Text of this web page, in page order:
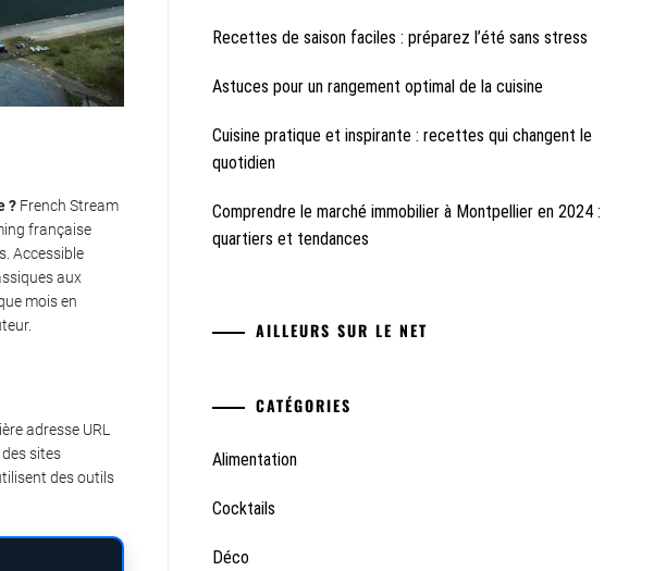
? French Stream
française
Accessible
aux
mois en
adresse URL
sites
des outils
Recettes de saison faciles : préparez l’été sans stress
Astuces pour un rangement optimal de la cuisine
Cuisine pratique et inspirante : recettes qui changent le
quotidien
Comprendre le marché immobilier à Montpellier en 2024 :
quartiers et tendances
AILLEURS SUR LE NET
CATÉGORIES
Alimentation
Cocktails
Déco